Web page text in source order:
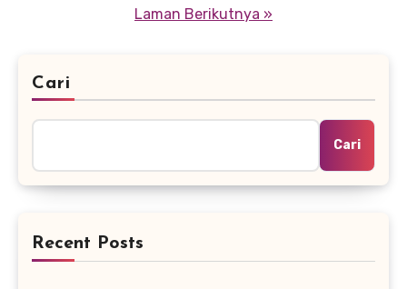
Laman Berikutnya »
Cari
Cari
Recent Posts